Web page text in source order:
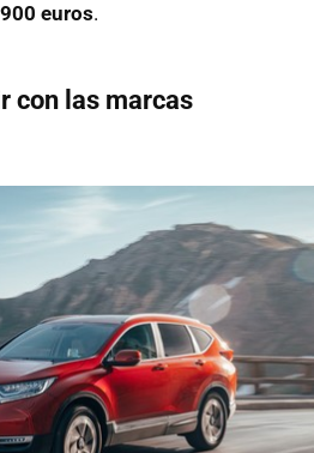
euros.
con las marcas